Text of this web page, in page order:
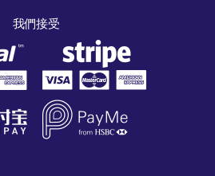
我們接受